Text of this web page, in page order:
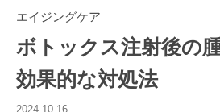
エイジングケア
ボトックス注射後の
効果的な対処法
2024.10.16